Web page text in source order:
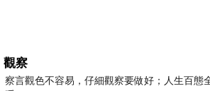
觀察
察言觀色不容易，仔細觀察要做好；人生百態